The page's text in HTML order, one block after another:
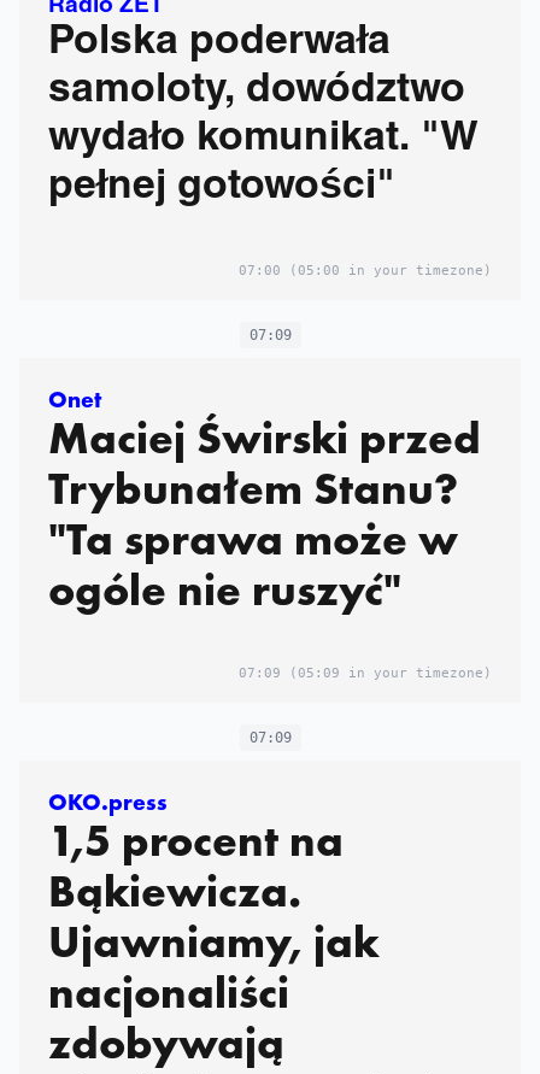
Radio ZET
Polska poderwała
samoloty, dowództwo
wydało komunikat. "W
pełnej gotowości"
07:00 (05:00 in your timezone)
07:09
Onet
Maciej Świrski przed
Trybunałem Stanu?
"Ta sprawa może w
ogóle nie ruszyć"
07:09 (05:09 in your timezone)
07:09
OKO.press
1,5 procent na
Bąkiewicza.
Ujawniamy, jak
nacjonaliści
zdobywają